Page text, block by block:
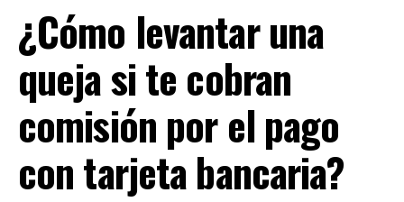
¿Cómo levantar una
queja si te cobran
comisión por el pago
con tarjeta bancaria?